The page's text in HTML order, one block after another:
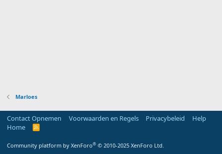
Marloes
Contact Opnemen Voorwaarden en Regels Privacybeleid
Help
Home
R
Community platform by XenForo® © 2010-2025 XenForo Ltd.